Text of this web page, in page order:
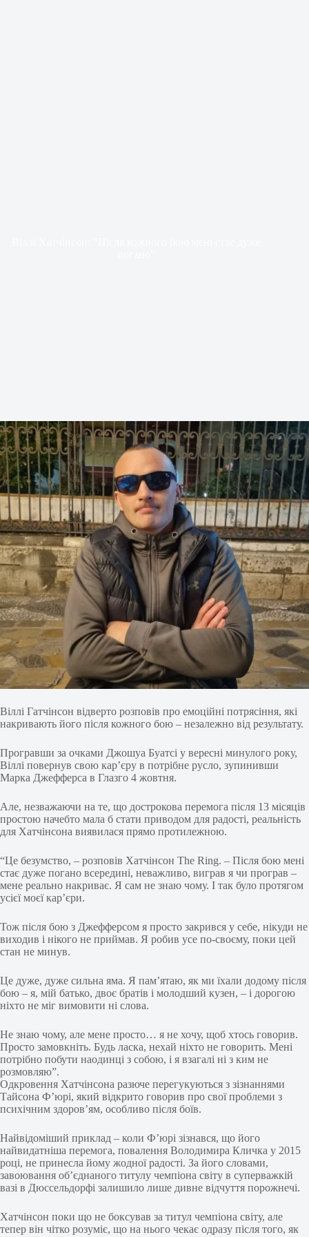
Віллі Гатчінсон відверто розповів про емоційні потрясіння, які
накривають його після кожного бою – незалежно від результату.
Програвши за очками Джошуа Буатсі у вересні минулого року,
Віллі повернув свою кар’єру в потрібне русло, зупинивши
Марка Джефферса в Глазго 4 жовтня.
Але, незважаючи на те, що дострокова перемога після 13 місяців
простою начебто мала б стати приводом для радості, реальність
для Хатчінсона виявилася прямо протилежною.
“Це безумство, – розповів Хатчінсон The Ring. – Після бою мені
стає дуже погано всередині, неважливо, виграв я чи програв –
мене реально накриває. Я сам не знаю чому. І так було протягом
усієї моєї кар’єри.
Тож після бою з Джефферсом я просто закрився у себе, нікуди не
виходив і нікого не приймав. Я робив усе по-своєму, поки цей
стан не минув.
Це дуже, дуже сильна яма. Я пам’ятаю, як ми їхали додому після
бою – я, мій батько, двоє братів і молодший кузен, – і дорогою
ніхто не міг вимовити ні слова.
Не знаю чому, але мене просто… я не хочу, щоб хтось говорив.
Просто замовкніть. Будь ласка, нехай ніхто не говорить. Мені
потрібно побути наодинці з собою, і я взагалі ні з ким не
розмовляю”.
Одкровення Хатчінсона разюче перегукуються з зізнаннями
Тайсона Ф’юрі, який відкрито говорив про свої проблеми з
психічним здоров’ям, особливо після боїв.
Найвідоміший приклад – коли Ф’юрі зізнався, що його
найвидатніша перемога, повалення Володимира Кличка у 2015
році, не принесла йому жодної радості. За його словами,
завоювання об’єднаного титулу чемпіона світу в суперважкій
вазі в Дюссельдорфі залишило лише дивне відчуття порожнечі.
Хатчінсон поки що не боксував за титул чемпіона світу, але
тепер він чітко розуміє, що на нього чекає одразу після того, як